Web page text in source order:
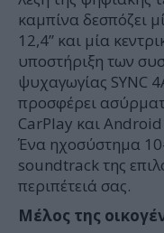
καμπίνα δεσπόζει
12,4” και μία
υποστήριξη των
ψυχαγωγίας SYNC
προσφέρει
CarPlay και
Ένα ηχοσύστημα
soundtrack της
περιπέτειά σας.
Μέλος της